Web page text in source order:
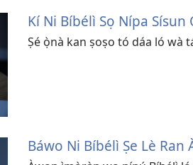
Kí Ni Bíbélì Sọ Nípa Sísun
Ṣé ọ̀nà kan ṣoṣo tó dáa ló wà
Báwo Ni Bíbélì Ṣe Lè